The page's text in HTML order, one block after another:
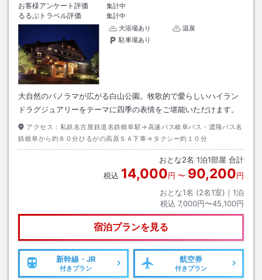
お客様アンケート評価
集計中
るるぶトラベル評価
集計中
大浴場あり
温泉
駐車場あり
大自然のパノラマが広がる白山公園。牧歌的で愛らしいハイラン
ドラグジュアリーをテーマに四季の表情をご堪能いただけます。
アクセス： 私鉄名古屋鉄道名鉄岐阜駅→高速バス岐阜バス・濃飛バス名
鉄岐阜から約８０分ひるがの高原ＳＡ下車→タクシー約１０分
おとな2名 1泊1部屋 合計
税込 14,000円 〜 90,200円
おとな1名 (2名1室)｜ 1泊
税込 7,000円〜45,100円
宿泊プランを見る
新幹線・JR
付きプラン
航空券
付きプラン